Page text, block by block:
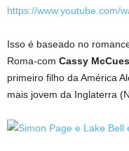
https://www.youtube.com/
Isso é baseado no
Roma-com Cassy
primeiro filho da América
mais jovem da Inglaterra